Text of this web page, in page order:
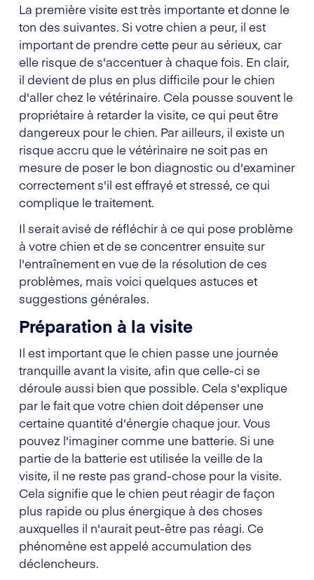
La première visite est très importante et donne le
ton des suivantes. Si votre chien a peur, il est
important de prendre cette peur au sérieux, car
elle risque de s'accentuer à chaque fois. En clair,
il devient de plus en plus difficile pour le chien
d'aller chez le vétérinaire. Cela pousse souvent le
propriétaire à retarder la visite, ce qui peut être
dangereux pour le chien. Par ailleurs, il existe un
risque accru que le vétérinaire ne soit pas en
mesure de poser le bon diagnostic ou d'examiner
correctement s'il est effrayé et stressé, ce qui
complique le traitement.
Il serait avisé de réfléchir à ce qui pose problème
à votre chien et de se concentrer ensuite sur
l'entraînement en vue de la résolution de ces
problèmes, mais voici quelques astuces et
suggestions générales.
Préparation à la visite
Il est important que le chien passe une journée
tranquille avant la visite, afin que celle-ci se
déroule aussi bien que possible. Cela s'explique
par le fait que votre chien doit dépenser une
certaine quantité d'énergie chaque jour. Vous
pouvez l'imaginer comme une batterie. Si une
partie de la batterie est utilisée la veille de la
visite, il ne reste pas grand-chose pour la visite.
Cela signifie que le chien peut réagir de façon
plus rapide ou plus énergique à des choses
auxquelles il n'aurait peut-être pas réagi. Ce
phénomène est appelé accumulation des
déclencheurs.